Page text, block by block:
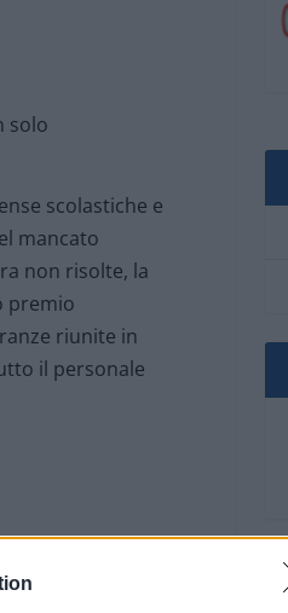
scolastiche e
mancato
non risolte, la
premio
riunite in
il personale